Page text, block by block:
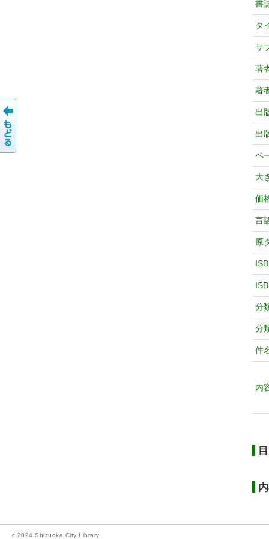
書
タ
サ
著
著
出
出
ペ
大
価
言
原
分
分
件
内
c 2024 Shizuoka City Library.